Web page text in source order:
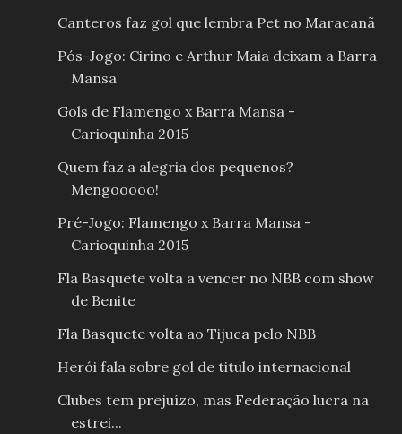
Canteros faz gol que lembra Pet no Maracanã
Pós-Jogo: Cirino e Arthur Maia deixam a Barra
Mansa
Gols de Flamengo x Barra Mansa -
Carioquinha 2015
Quem faz a alegria dos pequenos?
Mengooooo!
Pré-Jogo: Flamengo x Barra Mansa -
Carioquinha 2015
Fla Basquete volta a vencer no NBB com show
de Benite
Fla Basquete volta ao Tijuca pelo NBB
Herói fala sobre gol de titulo internacional
Clubes tem prejuízo, mas Federação lucra na
estrei...